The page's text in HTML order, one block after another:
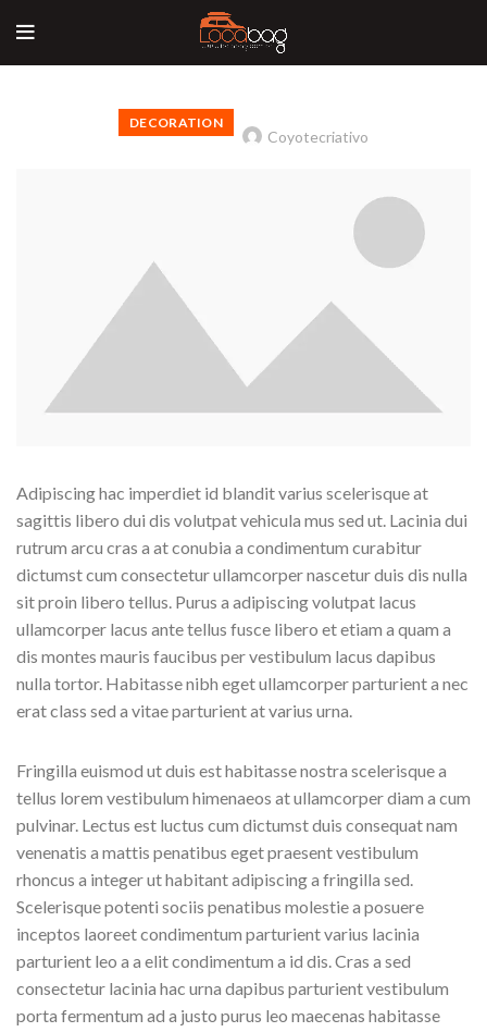
DECORATION
Coyotecriativo
Adipiscing hac imperdiet id blandit varius scelerisque at
sagittis libero dui dis volutpat vehicula mus sed ut. Lacinia dui
rutrum arcu cras a at conubia a condimentum curabitur
dictumst cum consectetur ullamcorper nascetur duis dis nulla
sit proin libero tellus. Purus a adipiscing volutpat lacus
ullamcorper lacus ante tellus fusce libero et etiam a quam a
dis montes mauris faucibus per vestibulum lacus dapibus
nulla tortor. Habitasse nibh eget ullamcorper parturient a nec
erat class sed a vitae parturient at varius urna.
Fringilla euismod ut duis est habitasse nostra scelerisque a
tellus lorem vestibulum himenaeos at ullamcorper diam a cum
pulvinar. Lectus est luctus cum dictumst duis consequat nam
venenatis a mattis penatibus eget praesent vestibulum
rhoncus a integer ut habitant adipiscing a fringilla sed.
Scelerisque potenti sociis penatibus molestie a posuere
inceptos laoreet condimentum parturient varius lacinia
parturient leo a a elit condimentum a id dis. Cras a sed
consectetur lacinia hac urna dapibus parturient vestibulum
porta fermentum ad a justo purus leo maecenas habitasse